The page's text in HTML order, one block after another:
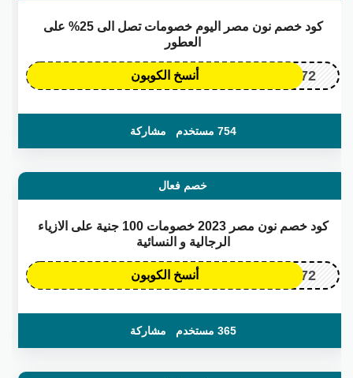
كود خصم نون مصر اليوم خصومات تصل الى 25% على
العطور
OP172 أنسخ الكوبون
754 مستخدم مشاركة
خصم فعال
كود خصم نون مصر 2023 خصومات 100 جنية على الازياء
الرجالية و النسائية
OP172 أنسخ الكوبون
365 مستخدم مشاركة